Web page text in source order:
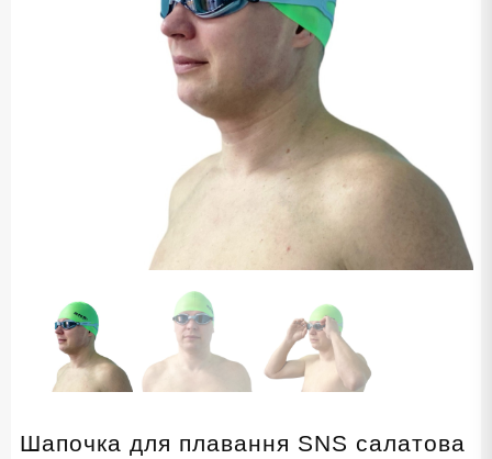
Шапочка для плавання SNS салатова